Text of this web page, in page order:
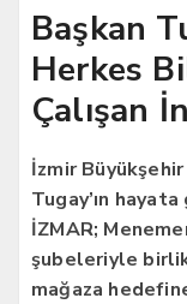
Başkan
Herkes
Çalışan
İzmir
Tugay’ın
İZMAR;
şubeleriyle
mağaza